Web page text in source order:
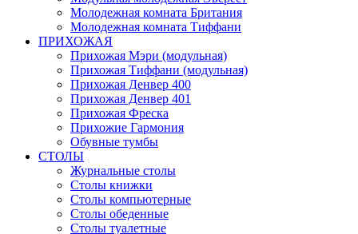
Молодежная комната Британия
Молодежная комната Тиффани
ПРИХОЖАЯ
Прихожая Мэри (модульная)
Прихожая Тиффани (модульная)
Прихожая Денвер 400
Прихожая Денвер 401
Прихожая Фреска
Прихожие Гармония
Обувные тумбы
СТОЛЫ
Журнальные столы
Столы книжки
Столы компьютерные
Столы обеденные
Столы туалетные